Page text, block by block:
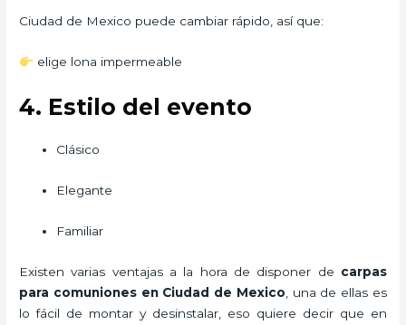
Ciudad de Mexico puede cambiar rápido, así que:
elige lona impermeable
4. Estilo del evento
Clásico
Elegante
Familiar
Existen varias ventajas a la hora de disponer de carpas
para comunionesen Ciudad de Mexico , una de ellas es
lo fácil de montar y desinstalar, eso quiere decir que en